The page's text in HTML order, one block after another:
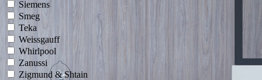
Siemens
Smeg
Teka
Weissgauff
Whirlpool
Zanussi
Zigmund & Shtain